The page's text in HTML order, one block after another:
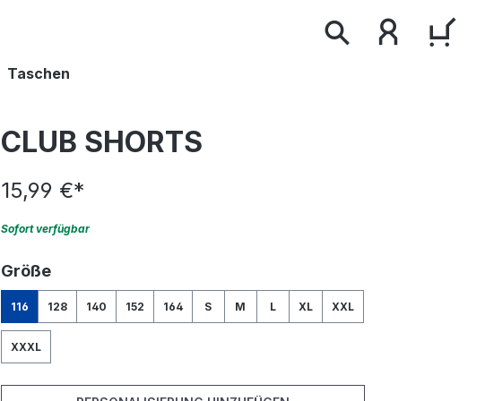
Taschen
CLUB SHORTS
15,99 €*
Sofort verfügbar
Größeauswählen
116 128 140 152 164 S M L XL XXL
XXXL